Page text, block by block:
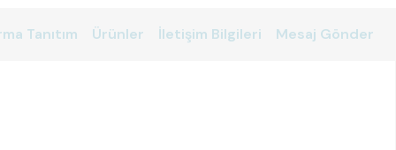
Tanıtım Ürünler İletişim Bilgileri Mesaj Gönder